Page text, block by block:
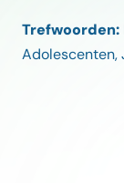
Trefwoorden:
Adolescenten,